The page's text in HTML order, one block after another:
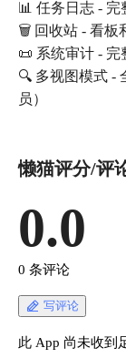
📊 任务日志 -
🗑️ 回收站 - 看板
📜 系统审计 -
🔍 多视图模式 -
员）
懒猫评分/评
0.0
0 条评论
写评论
此 App 尚未收到